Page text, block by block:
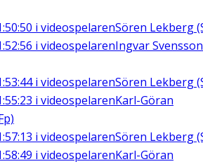
i videospelarenSören Lekberg
i videospelarenIngvar Svensson
i videospelarenSören Lekberg
i videospelarenKarl-Göran
i videospelarenSören Lekberg
i videospelarenKarl-Göran